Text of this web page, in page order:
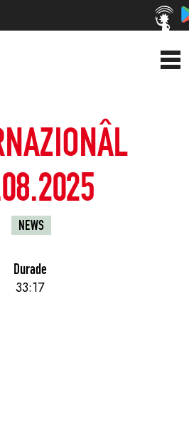
NEWS
Durade
33:17